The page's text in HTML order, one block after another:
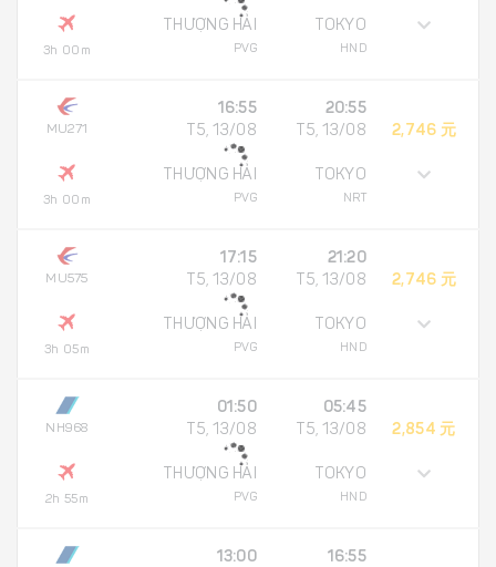
3h 00m
THƯỢNG HẢI
PVG
TOKYO
HND
MU271
3h 00m
16:55
T5, 13/08
THƯỢNG HẢI
PVG
20:55
T5, 13/08
TOKYO
NRT
2,746 元
MU575
3h 05m
17:15
T5, 13/08
THƯỢNG HẢI
PVG
21:20
T5, 13/08
TOKYO
HND
2,746 元
NH968
2h 55m
01:50
T5, 13/08
THƯỢNG HẢI
PVG
05:45
T5, 13/08
TOKYO
HND
2,854 元
13:00
16:55